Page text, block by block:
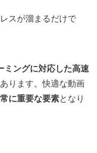
スが溜まるだけで
ミングに対応した高速
ります。快適な動画
に重要な要素となり